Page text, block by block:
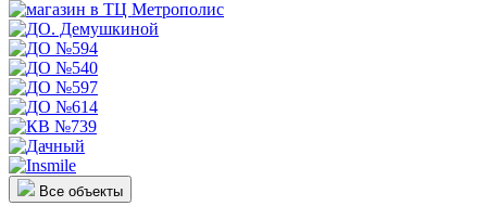
Все объекты